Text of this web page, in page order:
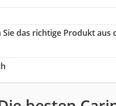
Sie das richtige Produkt